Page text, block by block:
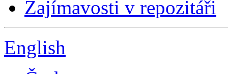
Zajímavosti v repozitáři
English